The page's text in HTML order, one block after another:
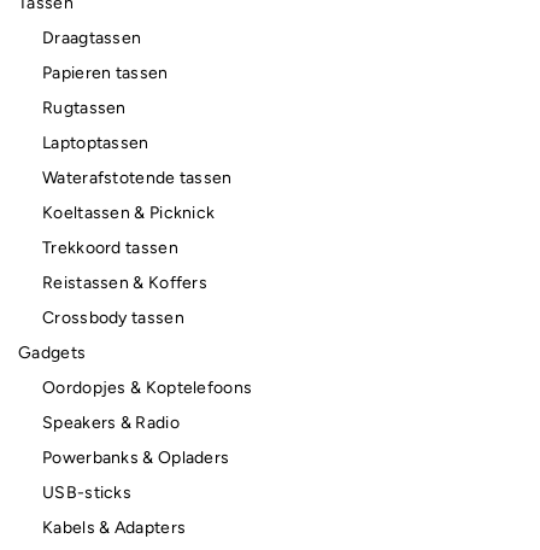
Draagtassen
Papieren tassen
Rugtassen
Laptoptassen
Waterafstotende tassen
Koeltassen & Picknick
Trekkoord tassen
Reistassen & Koffers
Crossbody tassen
Gadgets
Oordopjes & Koptelefoons
Speakers & Radio
Powerbanks & Opladers
USB-sticks
Kabels & Adapters